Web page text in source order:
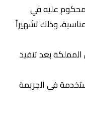
عليه في
وذلك تشهيراً
بعد تنفيذ
في الجريمة